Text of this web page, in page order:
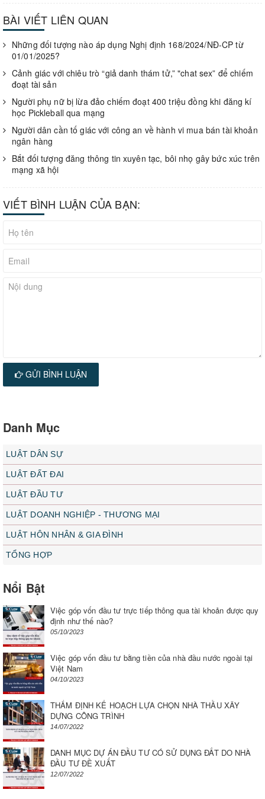
BÀI VIẾT LIÊN QUAN
Những đối tượng nào áp dụng Nghị định 168/2024/NĐ-CP từ
01/01/2025?
Cảnh giác với chiêu trò “giả danh thám tử,” "chat sex” để chiếm
đoạt tài sản
Người phụ nữ bị lừa đảo chiếm đoạt 400 triệu đồng khi đăng kí
học Pickleball qua mạng
Người dân cần tố giác với công an về hành vi mua bán tài khoản
ngân hàng
Bắt đối tượng đăng thông tin xuyên tạc, bôi nhọ gây bức xúc trên
mạng xã hội
VIẾT BÌNH LUẬN CỦA BẠN:
GỬI BÌNH LUẬN
Danh Mục
LUẬT DÂN SỰ
LUẬT ĐẤT ĐAI
LUẬT ĐẦU TƯ
LUẬT DOANH NGHIỆP - THƯƠNG MẠI
LUẬT HÔN NHÂN & GIA ĐÌNH
TỔNG HỢP
Nổi Bật
Việc góp vốn đầu tư trực tiếp thông qua tài khoản được quy
định như thế nào?
05/10/2023
Việc góp vốn đầu tư bằng tiền của nhà đầu nước ngoài tại
Việt Nam
04/10/2023
THẨM ĐỊNH KẾ HOẠCH LỰA CHỌN NHÀ THẦU XÂY
DỰNG CÔNG TRÌNH
14/07/2022
DANH MỤC DỰ ÁN ĐẦU TƯ CÓ SỬ DỤNG ĐẤT DO NHÀ
ĐẦU TƯ ĐỀ XUẤT
12/07/2022